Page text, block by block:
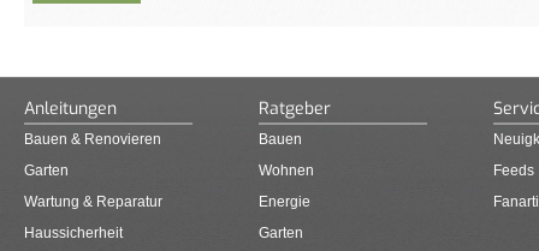
Anleitungen
Bauen & Renovieren
Garten
Wartung & Reparatur
Haussicherheit
Ratgeber
Bauen
Wohnen
Energie
Garten
Feeds